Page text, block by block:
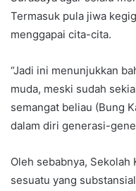
Termasuk pula jiwa
menggapai cita-cita.
“Jadi ini menunjukkan
muda, meski sudah
semangat beliau (Bung
dalam diri generasi-
Oleh sebabnya, Sekolah
sesuatu yang